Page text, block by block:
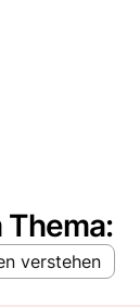
Thema:
verstehen